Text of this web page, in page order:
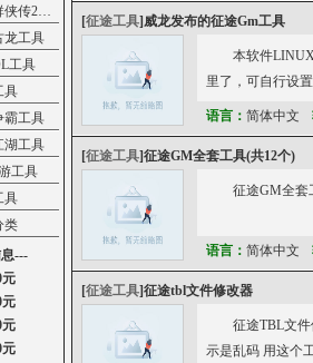
武林群侠传2工具
龙工具
工具
具
霸工具
湖工具
工具
具
类
---
[征途工具]威龙发布的征途Gm工具
本软件
里了，可自行设
语言： 简体中文
[征途工具]征途GM全套工具(共12个)
征途GM全套
语言： 简体中文
[征途工具]征途tbl文件修改器
征途TBL文
示是乱码 用这个